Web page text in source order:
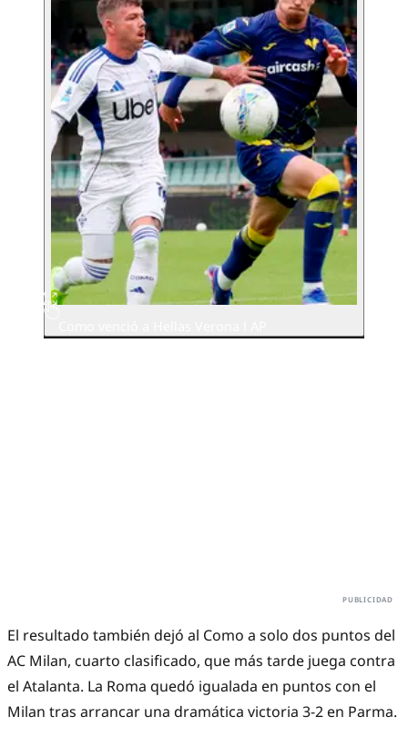
El resultado también dejó al Como a solo dos puntos del
AC Milan, cuarto clasificado, que más tarde juega contra
el Atalanta. La Roma quedó igualada en puntos con el
Milan tras arrancar una dramática victoria 3-2 en Parma.